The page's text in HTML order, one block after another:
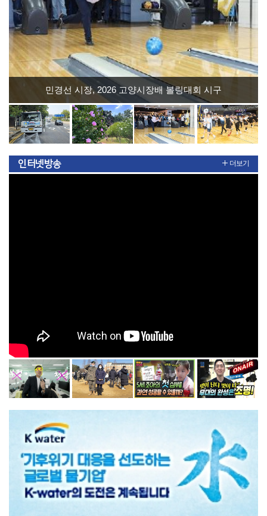
민경선 시장, 2026 고양시장배 볼링대회 시구
인터넷방송 더보기